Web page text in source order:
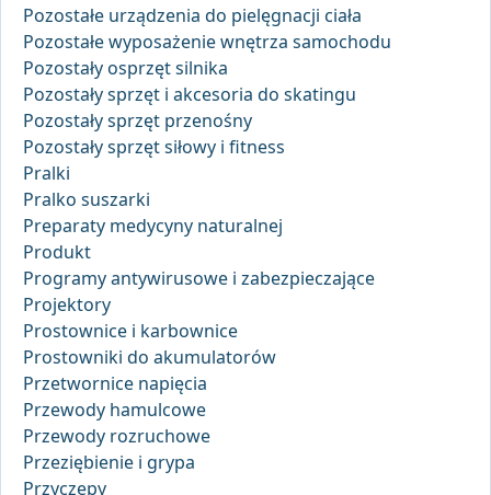
Pozostałe urządzenia do pielęgnacji ciała
Pozostałe wyposażenie wnętrza samochodu
Pozostały osprzęt silnika
Pozostały sprzęt i akcesoria do skatingu
Pozostały sprzęt przenośny
Pozostały sprzęt siłowy i fitness
Pralki
Pralko suszarki
Preparaty medycyny naturalnej
Produkt
Programy antywirusowe i zabezpieczające
Projektory
Prostownice i karbownice
Prostowniki do akumulatorów
Przetwornice napięcia
Przewody hamulcowe
Przewody rozruchowe
Przeziębienie i grypa
Przyczepy